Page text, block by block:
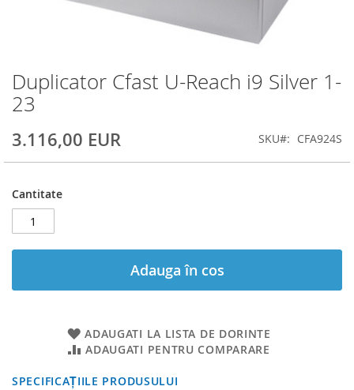
Duplicator Cfast U-Reach i9 Silver 1-
23
3.116,00 EUR SKU CFA924S
Cantitate
Adauga în cos
ADAUGATI LA LISTA DE DORINTE
ADAUGATI PENTRU COMPARARE
SPECIFICAȚIILE PRODUSULUI
Skip
to
the
of
gallery